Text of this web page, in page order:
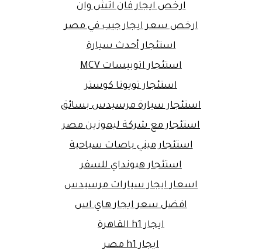
ارخص ايجار فان اتش وان
ارخص سعر ايجار جيب في مصر
استئجار أحدث سيارة
استئجار اتوبيسات MCV
استئجار تويوتا كوستر
استئجار سيارة مرسيدس بسائق
استئجار مع شركة ليموزين مصر
استئجار ميني باصات سياحية
استئجار هيونداي للسفر
اسعار ايجار سيارات مرسيدس
افضل سعر ايجار هاي اس
ايجار h1 القاهرة
ايجار h1 مصر